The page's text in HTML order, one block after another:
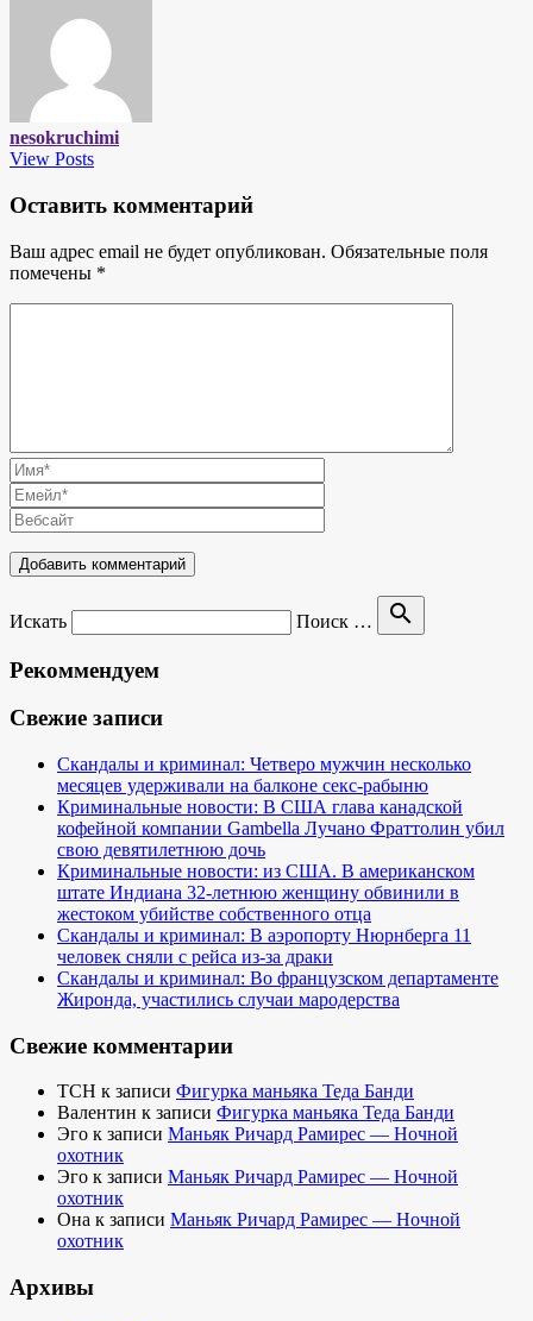
nesokruchimi
View Posts
Оставить комментарий
Ваш адрес email не будет опубликован. Обязательные поля
помечены *
Искать Поиск … search
Рекоммендуем
Свежие записи
Скандалы и криминал: Четверо мужчин несколько
месяцев удерживали на балконе секс-рабыню
Криминальные новости: В США глава канадской
кофейной компании Gambella Лучано Фраттолин убил
свою девятилетнюю дочь
Криминальные новости: из США. В американском
штате Индиана 32-летнюю женщину обвинили в
жестоком убийстве собственного отца
Скандалы и криминал: В аэропорту Нюрнберга 11
человек сняли с рейса из-за драки
Скандалы и криминал: Во французском департаменте
Жиронда, участились случаи мародерства
Свежие комментарии
TCH к записи Фигурка маньяка Теда Банди
Валентин к записи Фигурка маньяка Теда Банди
Эго к записи Маньяк Ричард Рамирес — Ночной
охотник
Эго к записи Маньяк Ричард Рамирес — Ночной
охотник
Она к записи Маньяк Ричард Рамирес — Ночной
охотник
Архивы